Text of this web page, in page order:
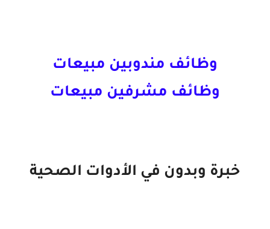
وظائف مندوبين مبيعات
وظائف مشرفين مبيعات
خبرة وبدون في الأدوات الصحية